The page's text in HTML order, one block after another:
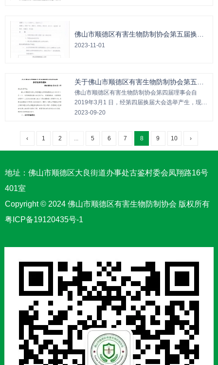
佛山市顺德区有害生物防制协会第五届换届
2023-11-01
关于佛山市顺德区有害生物防制协会第五届
换届选举的通知
佛山市顺德区有害生物防制协会第四届理事会自
2019年3月1 日，经第四届换届大会选举产生，现届
期即满。本届理事会第四十二次会议表决通过成立
导小组的组织下，制定了《佛山市顺德区有害生物
防制协会第五届换届选举办法》。现启动新一届理
事会(监事会)侯选人的推荐(自荐)工作，希望得到全
2023-09-20
‹ 1 2 ... 5 6 7 8 9 10 ›
地址：佛山市顺德区大良街道办事处古鉴村委会凤翔路16号
401室
Copyright © 2024 佛山市顺德区有害生物防制协会 版权所有
粤ICP备19120435号-1